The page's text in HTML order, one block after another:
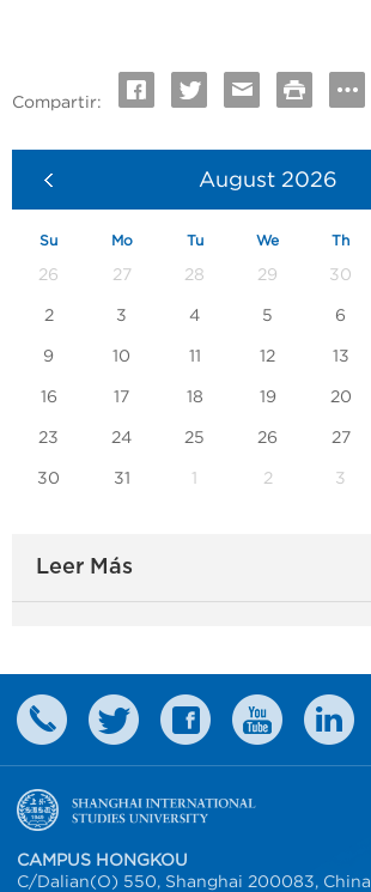
Compartir:
August 2026
Su Mo Tu We Th
26 27 28 29 30
2 3 4 5 6
9 10 11 12 13
16 17 18 19 20
23 24 25 26 27
30 31 1 2 3
Leer Más
CAMPUS HONGKOU
C/Dalian(O) 550, Shanghai 200083, China